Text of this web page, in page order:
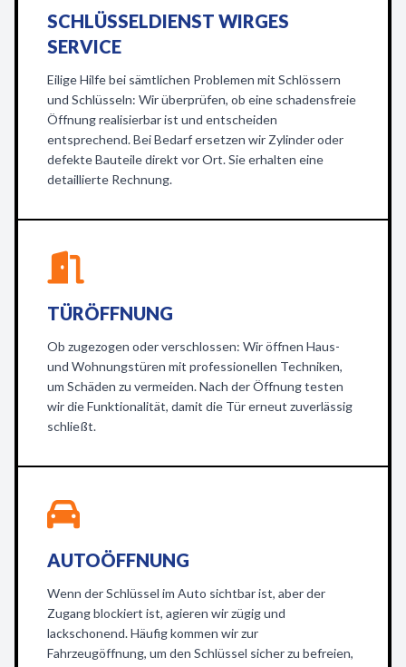
SCHLÜSSELDIENST WIRGES
SERVICE
Eilige Hilfe bei sämtlichen Problemen mit Schlössern
und Schlüsseln: Wir überprüfen, ob eine schadensfreie
Öffnung realisierbar ist und entscheiden
entsprechend. Bei Bedarf ersetzen wir Zylinder oder
defekte Bauteile direkt vor Ort. Sie erhalten eine
detaillierte Rechnung.
TÜRÖFFNUNG
Ob zugezogen oder verschlossen: Wir öffnen Haus-
und Wohnungstüren mit professionellen Techniken,
um Schäden zu vermeiden. Nach der Öffnung testen
wir die Funktionalität, damit die Tür erneut zuverlässig
schließt.
AUTOÖFFNUNG
Wenn der Schlüssel im Auto sichtbar ist, aber der
Zugang blockiert ist, agieren wir zügig und
lackschonend. Häufig kommen wir zur
Fahrzeugöffnung, um den Schlüssel sicher zu befreien,